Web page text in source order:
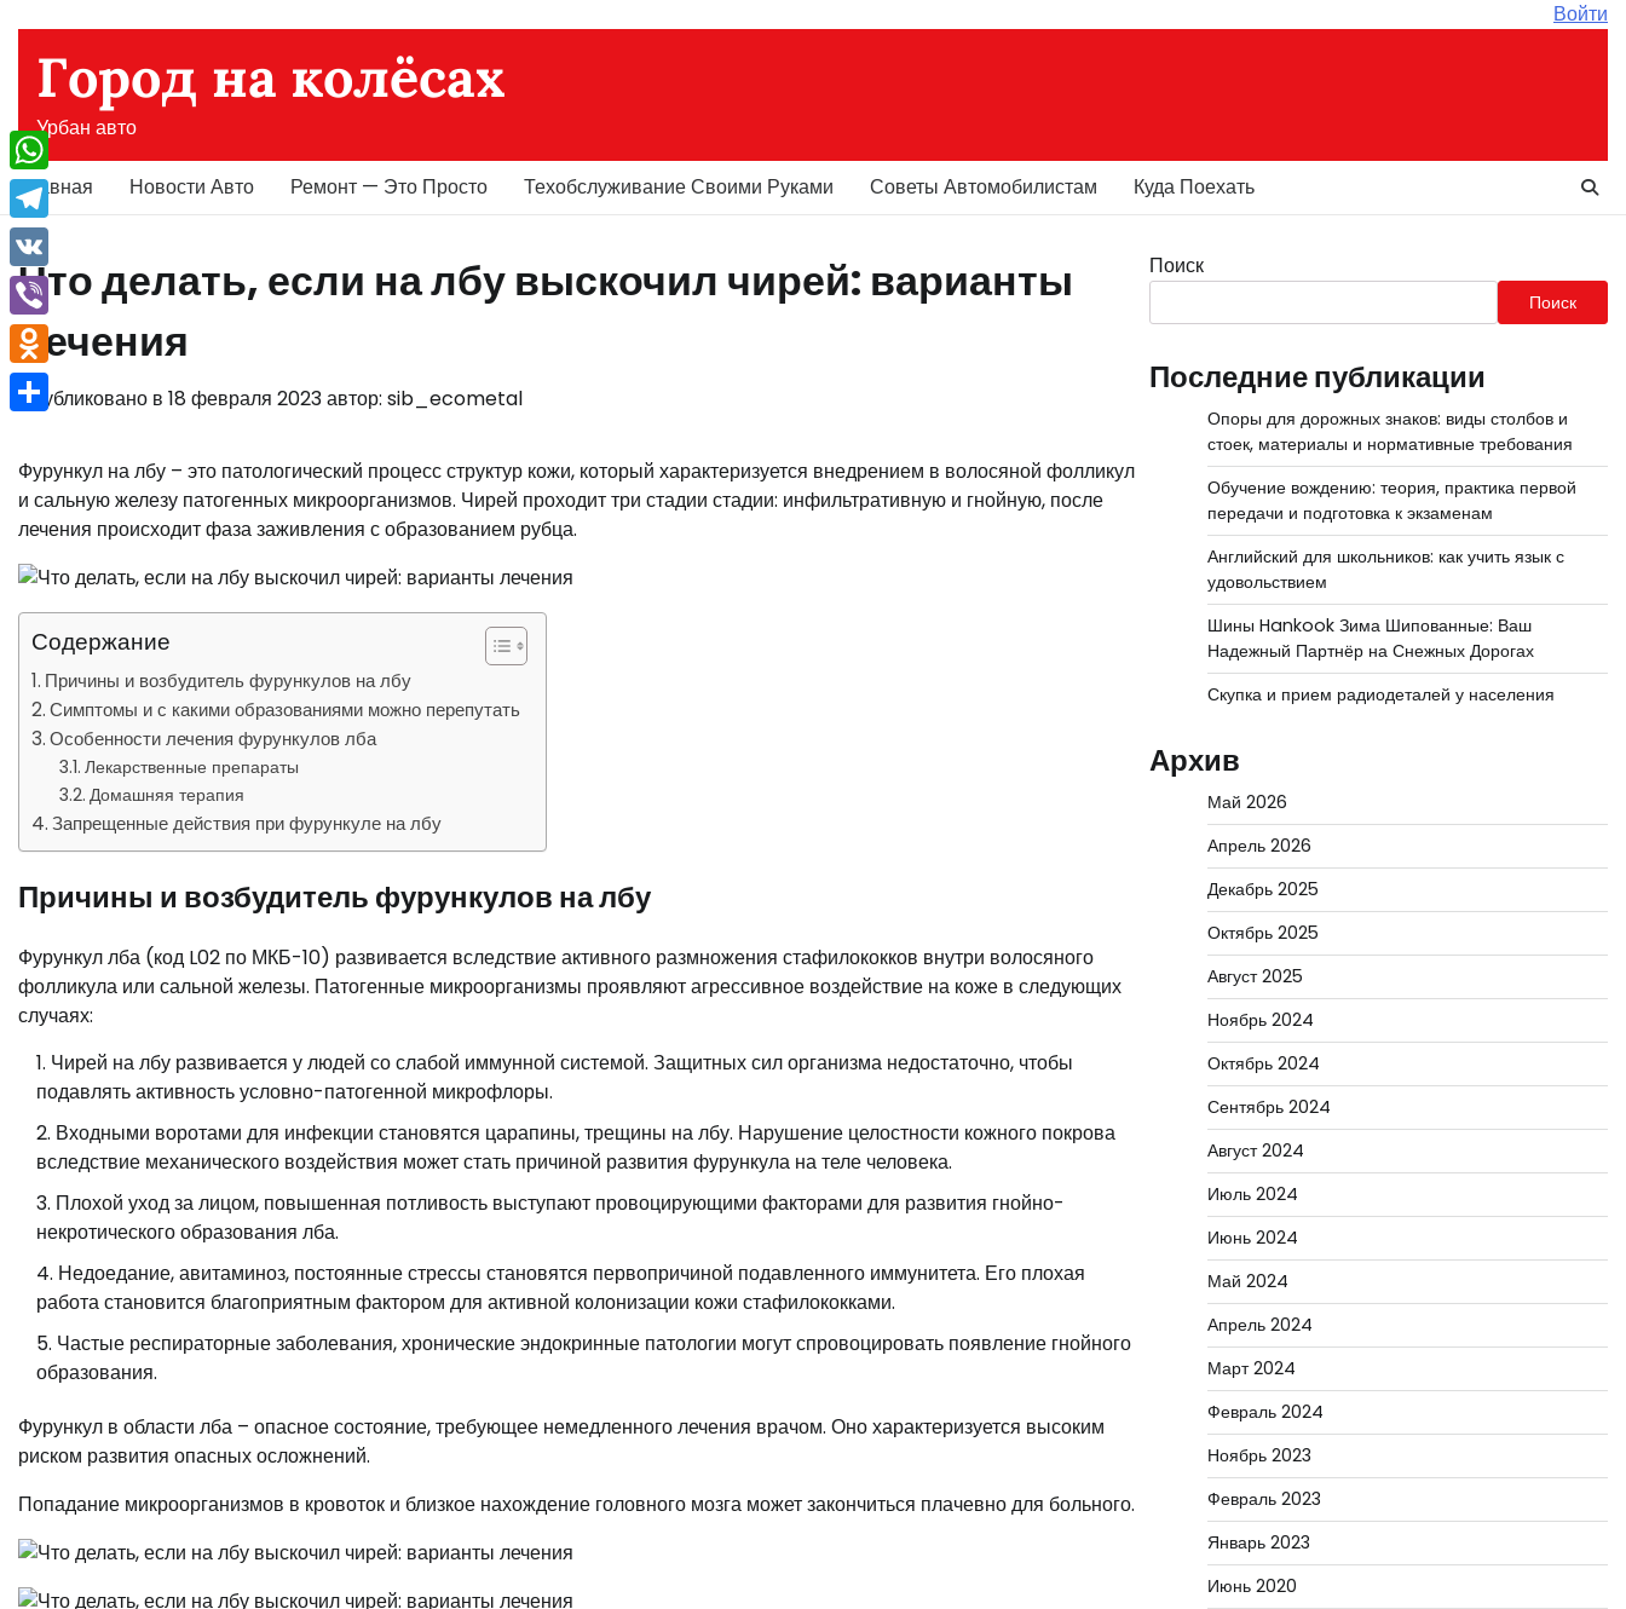
содержимому
Войти
Город на колёсах
Урбан авто
Главная Новости Авто Ремонт — Это Просто Техобслуживание Своими Руками Советы Автомобилистам Куда Поехать
Что делать, если на лбу выскочил чирей: варианты
лечения
Опубликовано в 18 февраля 2023автор: sib_ecometal
Фурункул на лбу – это патологический процесс структур кожи, который характеризуется внедрением в волосяной фолликул
и сальную железу патогенных микроорганизмов. Чирей проходит три стадии стадии: инфильтративную и гнойную, после
лечения происходит фаза заживления с образованием рубца.
Содержание
Причины и возбудитель фурункулов на лбу
Симптомы и с какими образованиями можно перепутать
Особенности лечения фурункулов лба
Лекарственные препараты
Домашняя терапия
Запрещенные действия при фурункуле на лбу
Причины и возбудитель фурункулов на лбу
Фурункул лба (код L02 по МКБ-10) развивается вследствие активного размножения стафилококков внутри волосяного
фолликула или сальной железы. Патогенные микроорганизмы проявляют агрессивное воздействие на коже в следующих
случаях:
Чирей на лбу развивается у людей со слабой иммунной системой. Защитных сил организма недостаточно, чтобы
подавлять активность условно-патогенной микрофлоры.
Входными воротами для инфекции становятся царапины, трещины на лбу. Нарушение целостности кожного покрова
вследствие механического воздействия может стать причиной развития фурункула на теле человека.
Плохой уход за лицом, повышенная потливость выступают провоцирующими факторами для развития гнойно-
некротического образования лба.
Недоедание, авитаминоз, постоянные стрессы становятся первопричиной подавленного иммунитета. Его плохая
работа становится благоприятным фактором для активной колонизации кожи стафилококками.
Частые респираторные заболевания, хронические эндокринные патологии могут спровоцировать появление гнойного
образования.
Фурункул в области лба – опасное состояние, требующее немедленного лечения врачом. Оно характеризуется высоким
риском развития опасных осложнений.
Попадание микроорганизмов в кровоток и близкое нахождение головного мозга может закончиться плачевно для больного.
Поиск
Поиск
Последние публикации
Опоры для дорожных знаков: виды столбов и
стоек, материалы и нормативные требования
Обучение вождению: теория, практика первой
передачи и подготовка к экзаменам
Английский для школьников: как учить язык с
удовольствием
Шины Hankook Зима Шипованные: Ваш
Надежный Партнёр на Снежных Дорогах
Скупка и прием радиодеталей у населения
Архив
Май 2026
Апрель 2026
Декабрь 2025
Октябрь 2025
Август 2025
Ноябрь 2024
Октябрь 2024
Сентябрь 2024
Август 2024
Июль 2024
Июнь 2024
Май 2024
Апрель 2024
Март 2024
Февраль 2024
Ноябрь 2023
Февраль 2023
Январь 2023
Июнь 2020
WhatsApp
Telegram
VK
Viber
Odnoklassniki